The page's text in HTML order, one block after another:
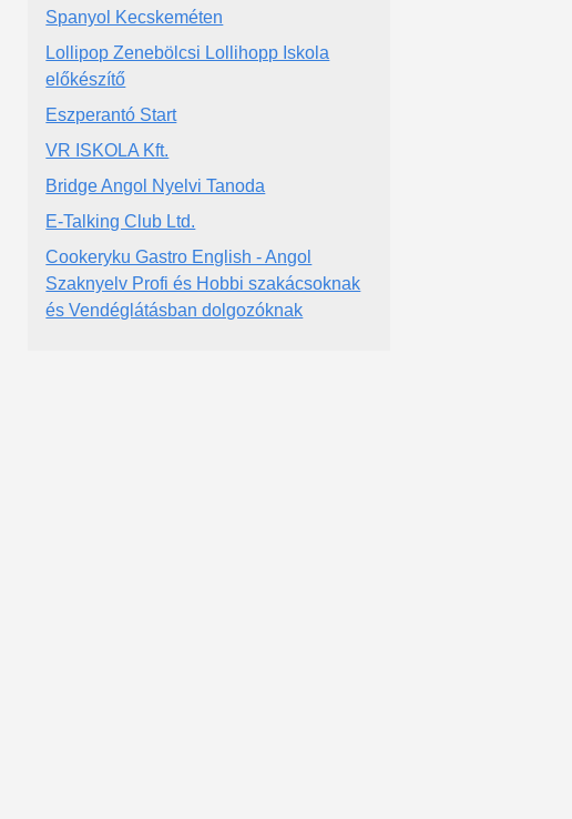
Spanyol Kecskeméten
Lollipop Zenebölcsi Lollihopp Iskola
előkészítő
Eszperantó Start
VR ISKOLA Kft.
Bridge Angol Nyelvi Tanoda
E-Talking Club Ltd.
Cookeryku Gastro English - Angol
Szaknyelv Profi és Hobbi szakácsoknak
és Vendéglátásban dolgozóknak